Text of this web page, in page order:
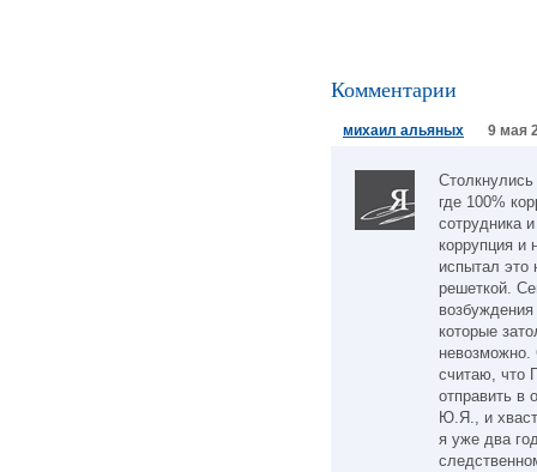
Комментарии
михаил альяных 9 мая
где 100%
сотрудника
коррупция и
испытал это
решеткой.
которые
невозможно.
считаю, что
отправить в
Ю.Я., и
я уже два